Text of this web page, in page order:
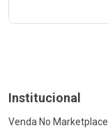
Institucional
Venda No Marketplace